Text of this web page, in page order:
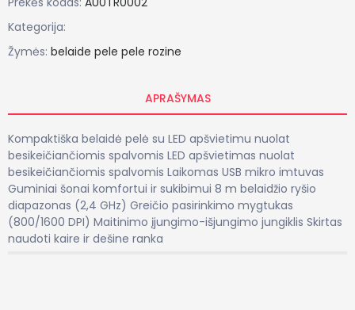
Kategorija:
Žymės: belaide pele pele rozine
APRAŠYMAS
Kompaktiška belaidė pelė su LED apšvietimu nuolat
besikeičiančiomis spalvomis LED apšvietimas nuolat
besikeičiančiomis spalvomis Laikomas USB mikro imtuvas
Guminiai šonai komfortui ir sukibimui 8 m belaidžio ryšio
diapazonas (2,4 GHz) Greičio pasirinkimo mygtukas
(800/1600 DPI) Maitinimo įjungimo-išjungimo jungiklis Skirtas
naudoti kaire ir dešine ranka